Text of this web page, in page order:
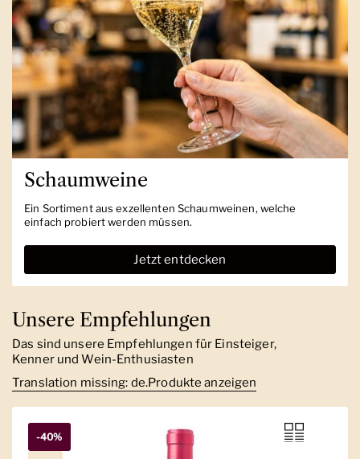
Schaumweine
Ein Sortiment aus exzellenten Schaumweinen, welche
einfach probiert werden müssen.
Jetzt entdecken
Unsere Empfehlungen
Das sind unsere Empfehlungen für Einsteiger,
Kenner und Wein-Enthusiasten
Translation missing: de.Produkte anzeigen
-40%